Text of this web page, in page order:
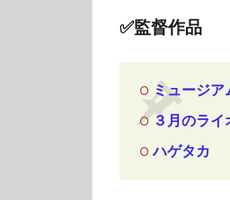
✅監督作品
ミュージア
３月のライ
ハゲタカ